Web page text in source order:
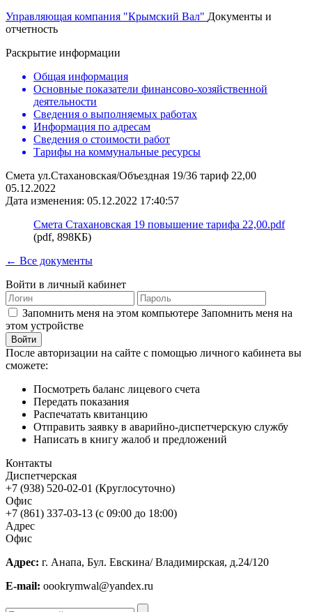
Управляющая компания "Крымский Вал" Документы и
отчетность
Раскрытие информации
Общая информация
Основные показатели финансово-хозяйственной
деятельности
Сведения о выполняемых работах
Информация по адресам
Сведения о стоимости работ
Тарифы на коммунальные ресурсы
Смета ул.Стахановская/Объездная 19/36 тариф 22,00
05.12.2022
Дата изменения: 05.12.2022 17:40:57
Смета Стахановская 19 повышение тарифа 22,00.pdf
(pdf, 898КБ)
← Все документы
Войти в личный кабинет
Запомнить меня на этом компьютере Запомнить меня на
этом устройстве
После авторизации на сайте с помощью личного кабинета вы
сможете:
Посмотреть баланс лицевого счета
Передать показания
Распечатать квитанцию
Отправить заявку в аварийно-диспетчерскую службу
Написать в книгу жалоб и предложений
Контакты
Диспетчерская
+7 (938) 520-02-01 (Круглосуточно)
Офис
+7 (861) 337-03-13 (с 09:00 до 18:00)
Адрес
Офис
Адрес: г. Анапа, Бул. Евскина/ Владимирская, д.24/120
E-mail: oookrymwal@yandex.ru